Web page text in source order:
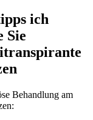
ich
Sie
Behandlung ​am